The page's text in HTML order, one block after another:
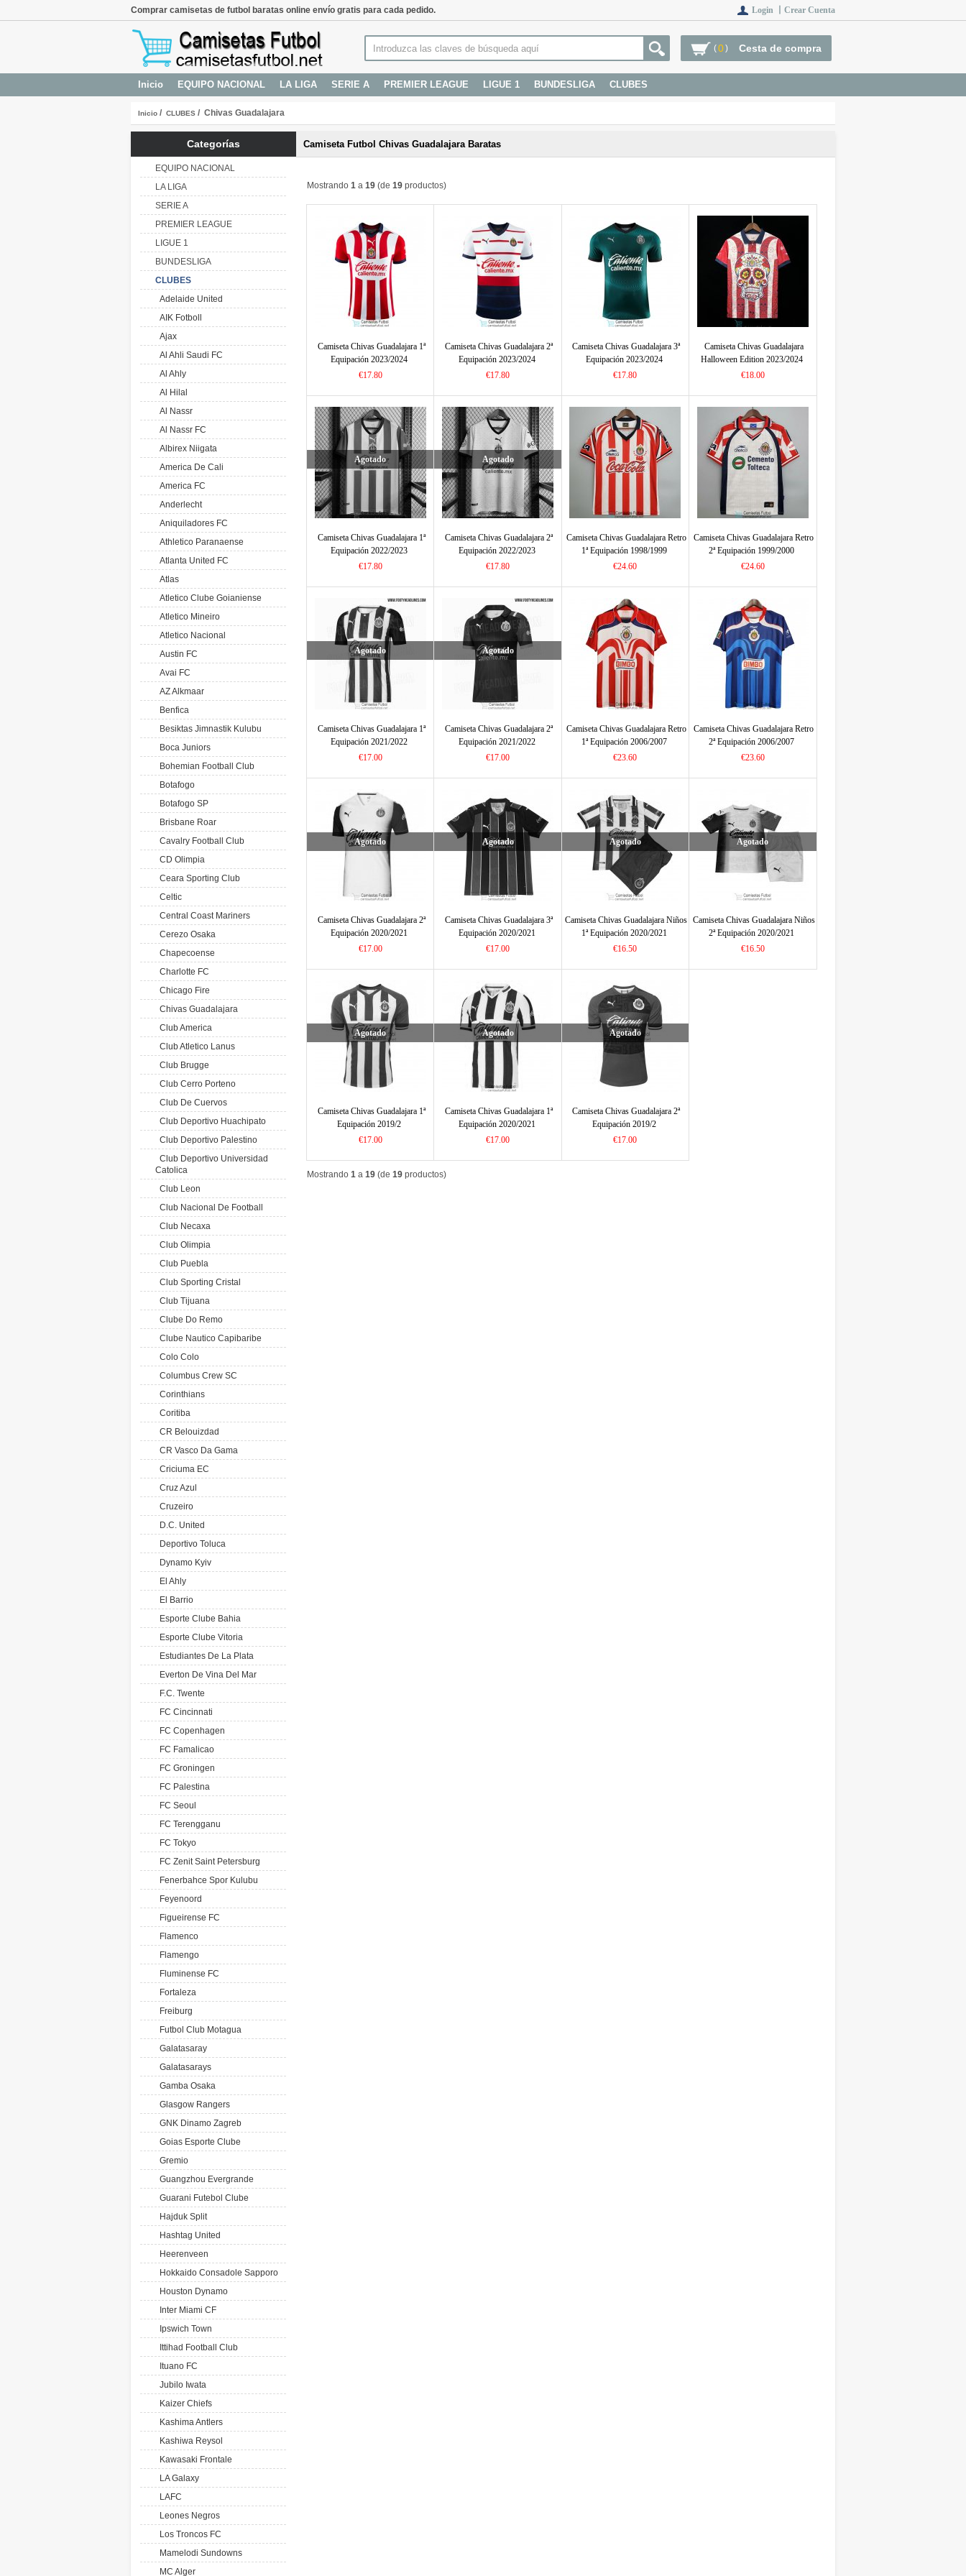
Comprar camisetas de futbol baratas online envío gratis para cada pedido. Login 丨 Crear Cuenta
(0) Cesta de compra
Inicio EQUIPO NACIONAL LA LIGA SERIE A PREMIER LEAGUE LIGUE 1 BUNDESLIGA CLUBES
Inicio / CLUBES / Chivas Guadalajara
Categorías
EQUIPO NACIONAL
LA LIGA
SERIE A
PREMIER LEAGUE
LIGUE 1
BUNDESLIGA
CLUBES
Adelaide United
AIK Fotboll
Ajax
Al Ahli Saudi FC
Al Ahly
Al Hilal
Al Nassr
Al Nassr FC
Albirex Niigata
America De Cali
America FC
Anderlecht
Aniquiladores FC
Athletico Paranaense
Atlanta United FC
Atlas
Atletico Clube Goianiense
Atletico Mineiro
Atletico Nacional
Austin FC
Avai FC
AZ Alkmaar
Benfica
Besiktas Jimnastik Kulubu
Boca Juniors
Bohemian Football Club
Botafogo
Botafogo SP
Brisbane Roar
Cavalry Football Club
CD Olimpia
Ceara Sporting Club
Celtic
Central Coast Mariners
Cerezo Osaka
Chapecoense
Charlotte FC
Chicago Fire
Chivas Guadalajara
Club America
Club Atletico Lanus
Club Brugge
Club Cerro Porteno
Club De Cuervos
Club Deportivo Huachipato
Club Deportivo Palestino
Club Deportivo Universidad
Catolica
Club Leon
Club Nacional De Football
Club Necaxa
Club Olimpia
Club Puebla
Club Sporting Cristal
Club Tijuana
Clube Do Remo
Clube Nautico Capibaribe
Colo Colo
Columbus Crew SC
Corinthians
Coritiba
CR Belouizdad
CR Vasco Da Gama
Criciuma EC
Cruz Azul
Cruzeiro
D.C. United
Deportivo Toluca
Dynamo Kyiv
El Ahly
El Barrio
Esporte Clube Bahia
Esporte Clube Vitoria
Estudiantes De La Plata
Everton De Vina Del Mar
F.C. Twente
FC Cincinnati
FC Copenhagen
FC Famalicao
FC Groningen
FC Palestina
FC Seoul
FC Terengganu
FC Tokyo
FC Zenit Saint Petersburg
Fenerbahce Spor Kulubu
Feyenoord
Figueirense FC
Flamenco
Flamengo
Fluminense FC
Fortaleza
Freiburg
Futbol Club Motagua
Galatasaray
Galatasarays
Gamba Osaka
Glasgow Rangers
GNK Dinamo Zagreb
Goias Esporte Clube
Gremio
Guangzhou Evergrande
Guarani Futebol Clube
Hajduk Split
Hashtag United
Heerenveen
Hokkaido Consadole Sapporo
Houston Dynamo
Inter Miami CF
Ipswich Town
Ittihad Football Club
Ituano FC
Jubilo Iwata
Kaizer Chiefs
Kashima Antlers
Kashiwa Reysol
Kawasaki Frontale
LA Galaxy
LAFC
Leones Negros
Los Troncos FC
Mamelodi Sundowns
MC Alger
Camiseta Futbol Chivas Guadalajara Baratas
Mostrando 1 a 19 (de 19 productos)
Camiseta Chivas Guadalajara 1ª
Equipación 2023/2024
€17.80
Camiseta Chivas Guadalajara 2ª
Equipación 2023/2024
€17.80
Camiseta Chivas Guadalajara 3ª
Equipación 2023/2024
€17.80
Camiseta Chivas Guadalajara
Halloween Edition 2023/2024
€18.00
Agotado
Camiseta Chivas Guadalajara 1ª
Equipación 2022/2023
€17.80
Agotado
Camiseta Chivas Guadalajara 2ª
Equipación 2022/2023
€17.80
Camiseta Chivas Guadalajara Retro
1ª Equipación 1998/1999
€24.60
Camiseta Chivas Guadalajara Retro
2ª Equipación 1999/2000
€24.60
Agotado
Camiseta Chivas Guadalajara 1ª
Equipación 2021/2022
€17.00
Agotado
Camiseta Chivas Guadalajara 2ª
Equipación 2021/2022
€17.00
Camiseta Chivas Guadalajara Retro
1ª Equipación 2006/2007
€23.60
Camiseta Chivas Guadalajara Retro
2ª Equipación 2006/2007
€23.60
Agotado
Camiseta Chivas Guadalajara 2ª
Equipación 2020/2021
€17.00
Agotado
Camiseta Chivas Guadalajara 3ª
Equipación 2020/2021
€17.00
Agotado
Camiseta Chivas Guadalajara Niños
1ª Equipación 2020/2021
€16.50
Agotado
Camiseta Chivas Guadalajara Niños
2ª Equipación 2020/2021
€16.50
Agotado
Camiseta Chivas Guadalajara 1ª
Equipación 2019/2
€17.00
Agotado
Camiseta Chivas Guadalajara 1ª
Equipación 2020/2021
€17.00
Agotado
Camiseta Chivas Guadalajara 2ª
Equipación 2019/2
€17.00
Mostrando 1 a 19 (de 19 productos)